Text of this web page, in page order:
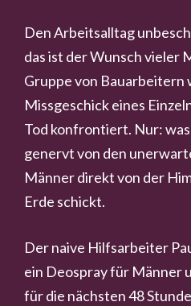
Den Arbeitsalltag
das ist der Wunsch vieler
Gruppe von Bauarbeitern
Missgeschick eines
Tod konfrontiert. Nur:
genervt von den
Männer direkt von der
Erde schickt.
Der naive Hilfsarbeiter
ein Deospray für Männer
für die nächsten 48